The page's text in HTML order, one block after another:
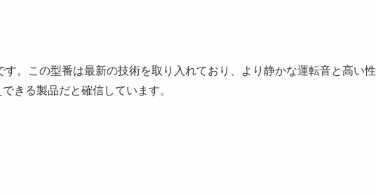
。この型番は最新の技術を取り入れており、より静かな運転音と高い性
きる製品だと確信しています。